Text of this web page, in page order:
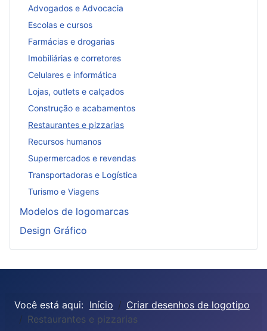
Advogados e Advocacia
Escolas e cursos
Farmácias e drogarias
Imobiliárias e corretores
Celulares e informática
Lojas, outlets e calçados
Construção e acabamentos
Restaurantes e pizzarias
Recursos humanos
Supermercados e revendas
Transportadoras e Logística
Turismo e Viagens
Modelos de logomarcas
Design Gráfico
Você está aqui: Início
Criar desenhos de logotipo
Restaurantes e pizzarias